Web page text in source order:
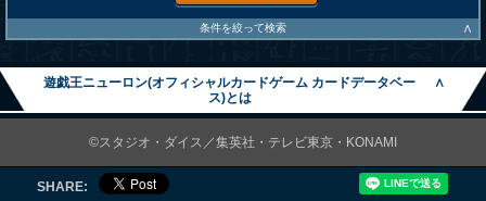
条件を絞って検索 ∧
遊戯王ニューロン(オフィシャルカードゲーム カードデータベー
ス)とは
∧
©スタジオ・ダイス／集英社・テレビ東京・KONAMI
SHARE: